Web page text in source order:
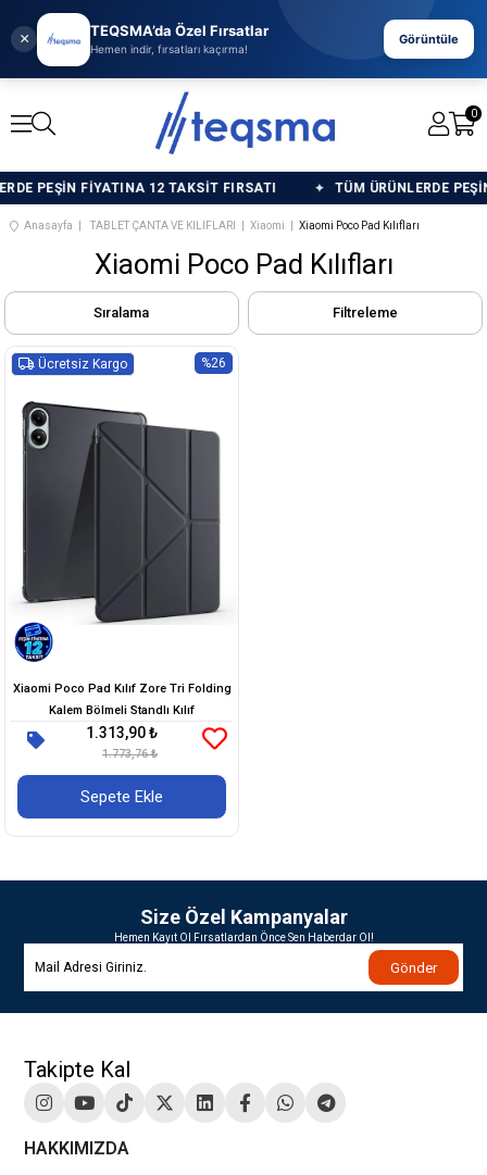
× TEQSMA’da Özel Fırsatlar
Hemen indir, fırsatları kaçırma!
Görüntüle
0
PEŞİN FİYATINA 12 TAKSİT FIRSATI TÜM ÜRÜNLERDE
Anasayfa TABLET ÇANTA VE KILIFLARI Xiaomi Xiaomi Poco Pad Kılıfları
Xiaomi Poco Pad Kılıfları
Filtreleme
Sıralama
Xiaomi Poco Pad Kılıf Zore Tri Folding
Kalem Bölmeli Standlı Kılıf
1.313,90 ₺
1.773,76 ₺
Sepete Ekle
%26
Ücretsiz Kargo
Size Özel Kampanyalar
Hemen Kayıt Ol Fırsatlardan Önce Sen Haberdar Ol!
Gönder
Takipte Kal
HAKKIMIZDA